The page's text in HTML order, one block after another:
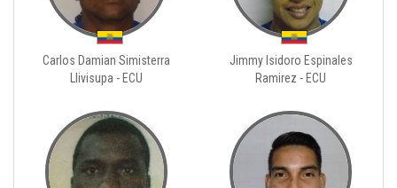
Carlos Damian Simisterra
Llivisupa - ECU
Jimmy Isidoro Espinales
Ramirez - ECU